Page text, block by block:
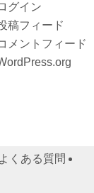
グイン
稿フィード
メントフィード
よくある質問